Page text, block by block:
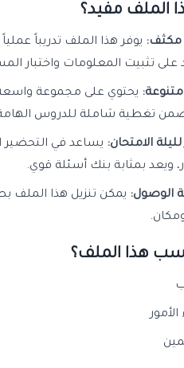
الملف مفيد؟
مكثف: يوفر هذا الملف تدريباً
على تثبيت المعلومات واختبار
يحتوي على مجموعة
تغطية شاملة للدروس الهامة
الامتحان: يساعد في التحضير
ويعد بمثابة بنك أسئلة قوي.
الوصول:
هذا الملف؟
الأمور